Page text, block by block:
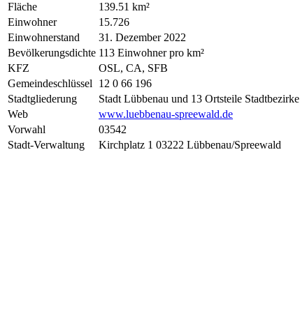
Fläche
139.51 km²
Einwohner
15.726
Einwohnerstand
31. Dezember 2022
Bevölkerungsdichte 113 Einwohner pro km²
KFZ
OSL, CA, SFB
Gemeindeschlüssel
12 0 66 196
Stadtgliederung
Stadt Lübbenau und 13 Ortsteile Stadtbezirke
Web
www.luebbenau-spreewald.de
Vorwahl
03542
Stadt-Verwaltung
Kirchplatz 1 03222 Lübbenau/Spreewald